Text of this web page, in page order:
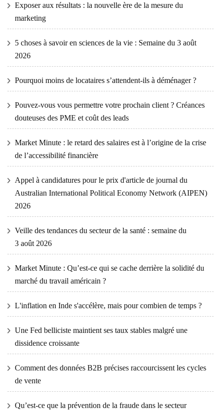
Exposer aux résultats : la nouvelle ère de la mesure du
marketing
5 choses à savoir en sciences de la vie : Semaine du 3 août
2026
Pourquoi moins de locataires s’attendent-ils à déménager ?
Pouvez-vous vous permettre votre prochain client ? Créances
douteuses des PME et coût des leads
Market Minute : le retard des salaires est à l’origine de la crise
de l’accessibilité financière
Appel à candidatures pour le prix d'article de journal du
Australian International Political Economy Network (AIPEN)
2026
Veille des tendances du secteur de la santé : semaine du
3 août 2026
Market Minute : Qu’est-ce qui se cache derrière la solidité du
marché du travail américain ?
L'inflation en Inde s'accélère, mais pour combien de temps ?
Une Fed belliciste maintient ses taux stables malgré une
dissidence croissante
Comment des données B2B précises raccourcissent les cycles
de vente
Qu’est-ce que la prévention de la fraude dans le secteur